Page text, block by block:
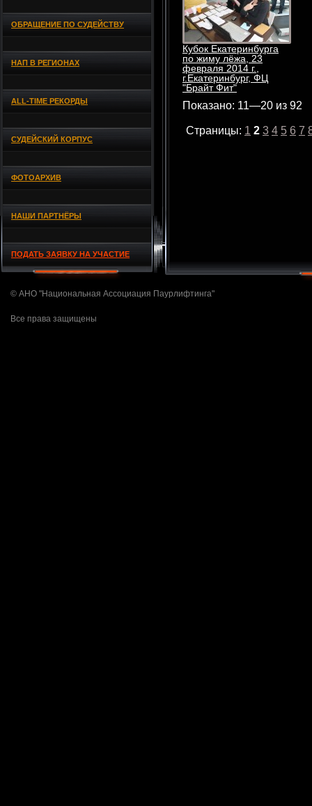
ОБРАЩЕНИЕ ПО СУДЕЙСТВУ
НАП В РЕГИОНАХ
ALL-TIME РЕКОРДЫ
СУДЕЙСКИЙ КОРПУС
ФОТОАРХИВ
НАШИ ПАРТНЁРЫ
ПОДАТЬ ЗАЯВКУ НА УЧАСТИЕ
Кубок Екатеринбурга
по жиму лёжа, 23
февраля 2014 г.,
г.Екатеринбург, ФЦ
"Брайт Фит"
Показано: 11—20 из 92
Страницы: 1 2 3 4 5 6 7
© АНО "Национальная Ассоциация Паурлифтинга"
Все права защищены